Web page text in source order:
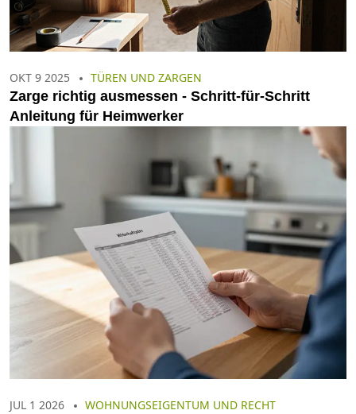
OKT 9 2025 TÜREN UND ZARGEN
Zarge richtig ausmessen - Schritt‑für‑Schritt
Anleitung für Heimwerker
JUL 1 2026 WOHNUNGSEIGENTUM UND RECHT